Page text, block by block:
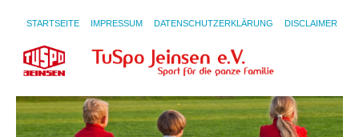
STARTSEITE IMPRESSUM DATENSCHUTZERKLÄRUNG DISCLAIMER